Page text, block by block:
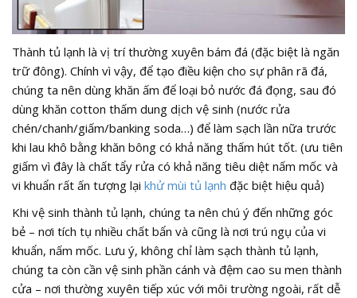
Thành tủ lạnh là vị trí thường xuyên bám đá (đặc biệt là ngăn
trữ đông). Chính vì vậy, để tạo điều kiện cho sự phân rã đá,
chúng ta nên dùng khăn ấm để loại bỏ nước đá đọng, sau đó
dùng khăn cotton thấm dung dịch vệ sinh (nước rửa
chén/chanh/giấm/banking soda…) để làm sạch lần nữa trước
khi lau khô bằng khăn bông có khả năng thấm hút tốt. (ưu tiên
giấm vì đây là chất tẩy rửa có khả năng tiêu diệt nấm mốc và
vi khuẩn rất ấn tượng lại khử mùi tủ lạnh đặc biệt hiệu quả)
Khi vệ sinh thành tủ lạnh, chúng ta nên chú ý đến những góc
bẻ – nơi tích tụ nhiều chất bẩn và cũng là nơi trú ngụ của vi
khuẩn, nấm mốc. Lưu ý, không chỉ làm sạch thành tủ lạnh,
chúng ta còn cần vệ sinh phần cánh và đệm cao su men thành
cửa – nơi thường xuyên tiếp xúc với môi trường ngoài, rất dễ